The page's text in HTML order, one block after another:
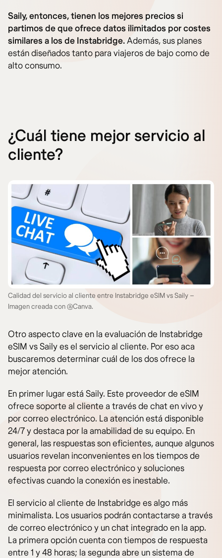
Saily, entonces, tienen los mejores precios si
partimos de que ofrece datos ilimitados por costes
similares a los de Instabridge.Además, sus planes
están diseñados tanto para viajeros de bajo como de
alto consumo.
¿Cuál tiene mejor servicio al
cliente?
Calidad del servicio al cliente entre Instabridge eSIM vs Saily –
Imagen creada con @Canva.
Otro aspecto clave en la evaluación de Instabridge
eSIM vs Saily es el servicio al cliente. Por eso aca
buscaremos determinar cuál de los dos ofrece la
mejor atención.
En primer lugar está Saily. Este proveedor de eSIM
ofrece soporte al cliente a través de chat en vivo y
por correo electrónico. La atención está disponible
24/7 y destaca por la amabilidad de su equipo. En
general, las respuestas son eficientes, aunque algunos
usuarios revelan inconvenientes en los tiempos de
respuesta por correo electrónico y soluciones
efectivas cuando la conexión es inestable.
El servicio al cliente de Instabridge es algo más
minimalista. Los usuarios podrán contactarse a través
de correo electrónico y un chat integrado en la app.
La primera opción cuenta con tiempos de respuesta
entre 1 y 48 horas; la segunda abre un sistema de